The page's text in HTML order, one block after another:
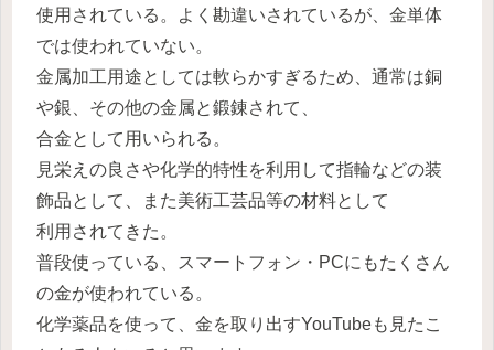
使用されている。よく勘違いされているが、金単体
では使われていない。
金属加工用途としては軟らかすぎるため、通常は銅
や銀、その他の金属と鍛錬されて、
合金として用いられる。
見栄えの良さや化学的特性を利用して指輪などの装
飾品として、また美術工芸品等の材料として
利用されてきた。
普段使っている、スマートフォン・PCにもたくさん
の金が使われている。
化学薬品を使って、金を取り出すYouTubeも見たこ